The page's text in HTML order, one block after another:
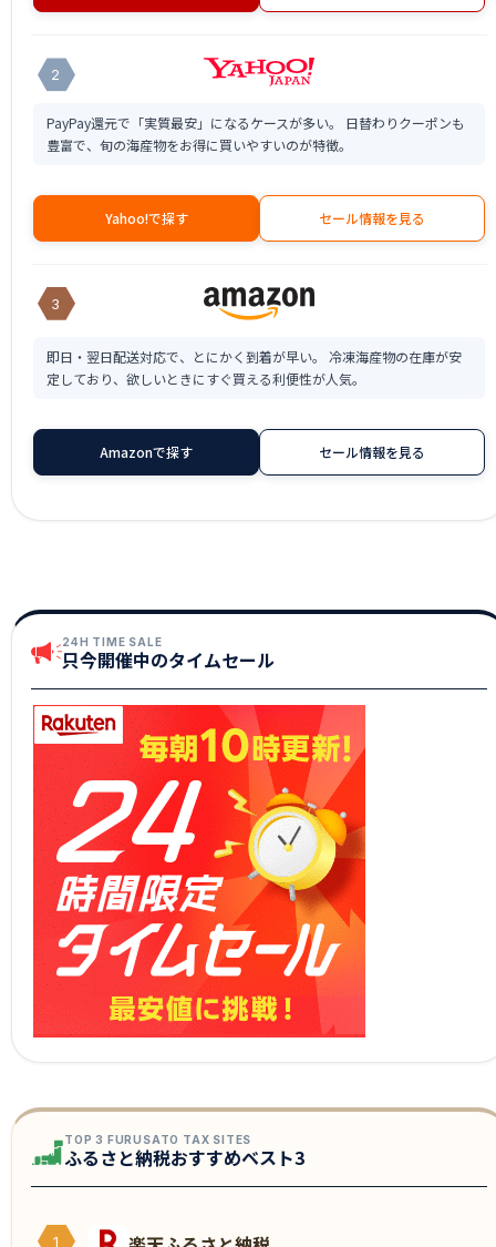
2
PayPay還元で「実質最安」になるケースが多い。 日替わりクーポンも
豊富で、旬の海産物をお得に買いやすいのが特徴。
Yahoo!で探す セール情報を見る
3
即日・翌日配送対応で、とにかく到着が早い。 冷凍海産物の在庫が安
定しており、欲しいときにすぐ買える利便性が人気。
Amazonで探す セール情報を見る
24H TIME SALE
只今開催中のタイムセール
TOP 3 FURUSATO TAX SITES
ふるさと納税おすすめベスト3
1